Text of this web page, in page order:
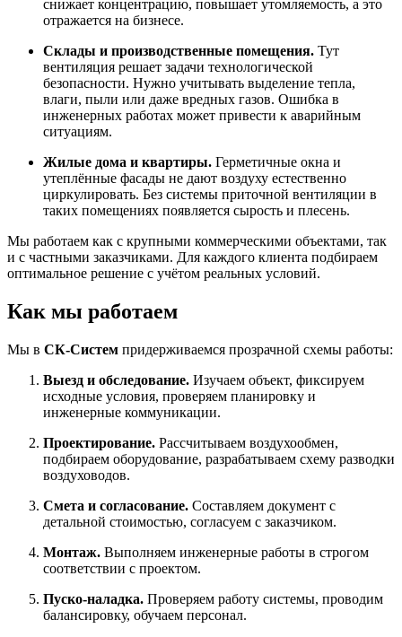
снижает концентрацию, повышает утомляемость, а это
отражается на бизнесе.
Склады и производственные помещения. Тут
вентиляция решает задачи технологической
безопасности. Нужно учитывать выделение тепла,
влаги, пыли или даже вредных газов. Ошибка в
инженерных работах может привести к аварийным
ситуациям.
Жилые дома и квартиры. Герметичные окна и
утеплённые фасады не дают воздуху естественно
циркулировать. Без системы приточной вентиляции в
таких помещениях появляется сырость и плесень.
Мы работаем как с крупными коммерческими объектами, так
и с частными заказчиками. Для каждого клиента подбираем
оптимальное решение с учётом реальных условий.
Как мы работаем
Мы в СК-Систем придерживаемся прозрачной схемы работы:
Выезд и обследование. Изучаем объект, фиксируем
исходные условия, проверяем планировку и
инженерные коммуникации.
Проектирование. Рассчитываем воздухообмен,
подбираем оборудование, разрабатываем схему разводки
воздуховодов.
Смета и согласование. Составляем документ с
детальной стоимостью, согласуем с заказчиком.
Монтаж. Выполняем инженерные работы в строгом
соответствии с проектом.
Пуско-наладка. Проверяем работу системы, проводим
балансировку, обучаем персонал.